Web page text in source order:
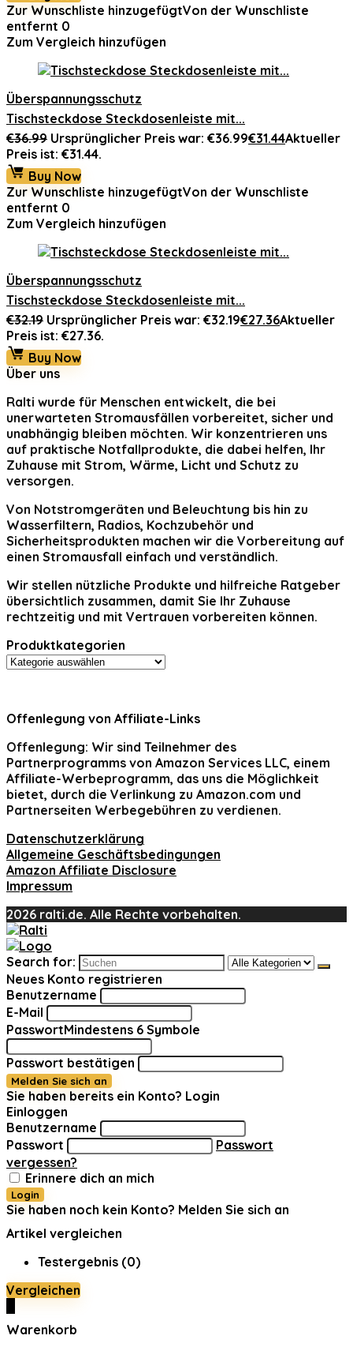
Zur Wunschliste hinzugefügtVon der Wunschliste
entfernt 0
Zum Vergleich hinzufügen
Überspannungsschutz
Tischsteckdose Steckdosenleiste mit...
€36.99 Ursprünglicher Preis war: €36.99€31.44Aktueller
Preis ist: €31.44.
Buy Now
Zur Wunschliste hinzugefügtVon der Wunschliste
entfernt 0
Zum Vergleich hinzufügen
Überspannungsschutz
Tischsteckdose Steckdosenleiste mit...
€32.19 Ursprünglicher Preis war: €32.19€27.36Aktueller
Preis ist: €27.36.
Buy Now
Über uns
Ralti wurde für Menschen entwickelt, die bei
unerwarteten Stromausfällen vorbereitet, sicher und
unabhängig bleiben möchten. Wir konzentrieren uns
auf praktische Notfallprodukte, die dabei helfen, Ihr
Zuhause mit Strom, Wärme, Licht und Schutz zu
versorgen.
Von Notstromgeräten und Beleuchtung bis hin zu
Wasserfiltern, Radios, Kochzubehör und
Sicherheitsprodukten machen wir die Vorbereitung auf
einen Stromausfall einfach und verständlich.
Wir stellen nützliche Produkte und hilfreiche Ratgeber
übersichtlich zusammen, damit Sie Ihr Zuhause
rechtzeitig und mit Vertrauen vorbereiten können.
Produktkategorien
Offenlegung von Affiliate-Links
Offenlegung: Wir sind Teilnehmer des
Partnerprogramms von Amazon Services LLC, einem
Affiliate-Werbeprogramm, das uns die Möglichkeit
bietet, durch die Verlinkung zu Amazon.com und
Partnerseiten Werbegebühren zu verdienen.
Datenschutzerklärung
Allgemeine Geschäftsbedingungen
Amazon Affiliate Disclosure
Impressum
2026 ralti.de. Alle Rechte vorbehalten.
Search for:
Neues Konto registrieren
Benutzername
E-Mail
PasswortMindestens 6 Symbole
Passwort bestätigen
Melden Sie sich an
Sie haben bereits ein Konto? Login
Einloggen
Benutzername
Passwort
Passwort
vergessen?
Erinnere dich an mich
Login
Sie haben noch kein Konto? Melden Sie sich an
Artikel vergleichen
Testergebnis (0)
Vergleichen
Warenkorb